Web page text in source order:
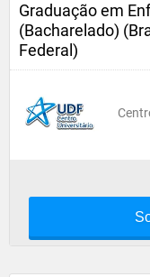
Graduação em
(Bacharelado)
Federal)